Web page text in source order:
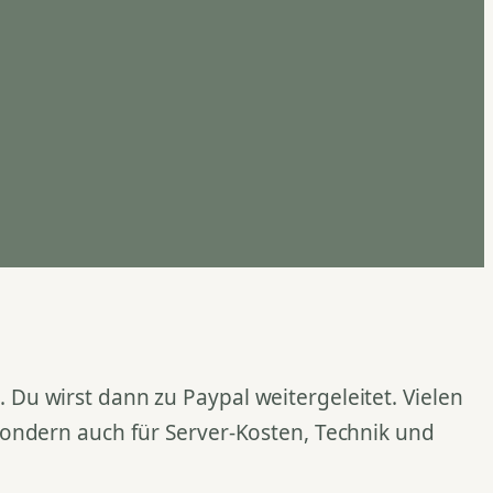
wirst dann zu Paypal weitergeleitet. Vielen
auch für Server-Kosten, Technik und